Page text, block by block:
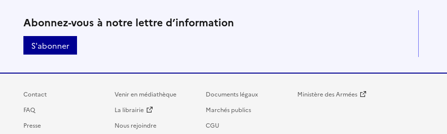
Abonnez-vous à notre lettre d’information
S'abonner
Contact
FAQ
Presse
Venir en médiathèque
La librairie
Nous rejoindre
Documents légaux
Marchés publics
CGU
Ministère des Armées